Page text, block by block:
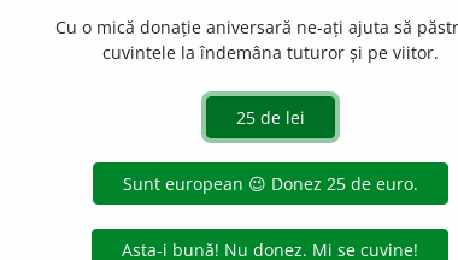
surse
orizont.
răsări
Cu o mică donație aniversară ne-ați ajuta să
cuvintele la îndemâna tuturor și pe viitor.